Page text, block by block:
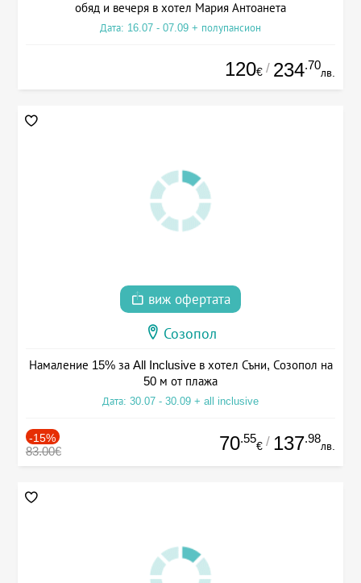
обяд и вечеря в хотел Мария Антоанета
Дата: 16.07 - 07.09 + полупансион
120€ / 234.70
лв.
виж офертата
Созопол
Намаление 15% за All Inclusive в хотел Съни, Созопол на
50 м от плажа
Дата: 30.07 - 30.09 + all inclusive
-15%
83.00€ 70.55
€ / 137.98
лв.